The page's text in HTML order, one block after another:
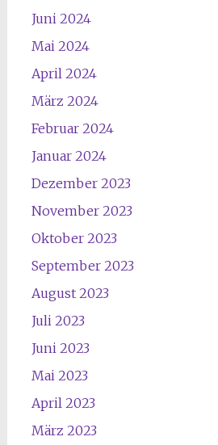
Juni 2024
Mai 2024
April 2024
März 2024
Februar 2024
Januar 2024
Dezember 2023
November 2023
Oktober 2023
September 2023
August 2023
Juli 2023
Juni 2023
Mai 2023
April 2023
März 2023